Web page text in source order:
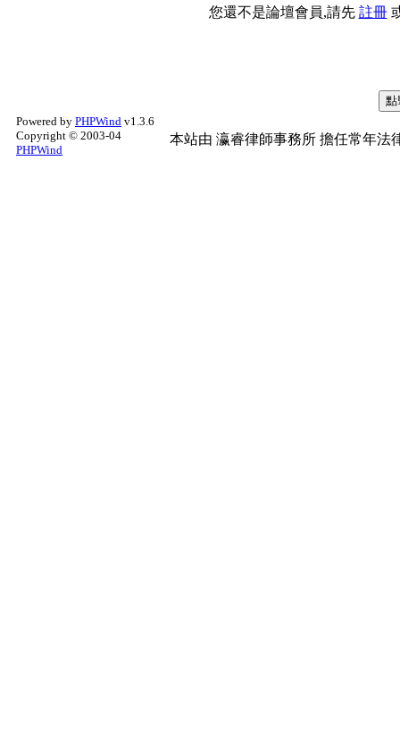
您還不是論壇會員,請先 註冊
Powered by PHPWind v1.3.6
Copyright © 2003-04
PHPWind
本站由 瀛睿律師事務所 擔任常年法